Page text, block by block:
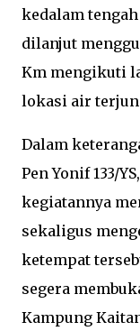
kedalam
dilanjut
Km mengikuti
lokasi air
Dalam
Pen Yonif 133/
kegiatannya
sekaligus
ketempat
segera
Kampung